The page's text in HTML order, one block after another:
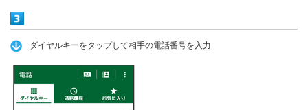
ダイヤルキーをタップして相手の電話番号を入力